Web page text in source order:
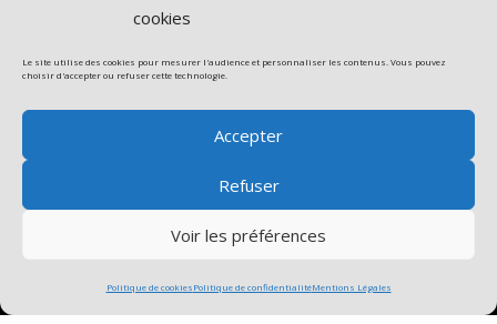
cookies
Le site utilise des cookies pour mesurer l'audience et personnaliser les contenus. Vous pouvez
choisir d'accepter ou refuser cette technologie.
Accepter
Refuser
Voir les préférences
Politique de cookiesPolitique de confidentialitéMentions Légales